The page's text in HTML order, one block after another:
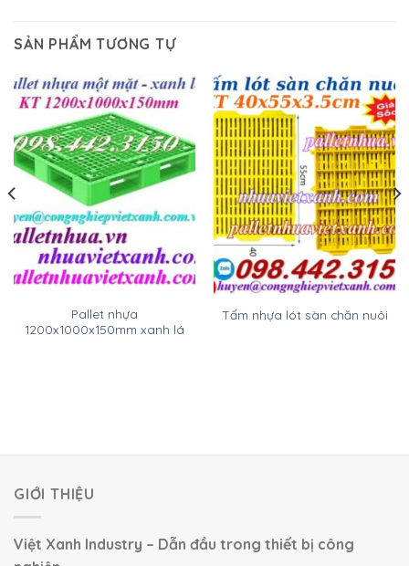
SẢN PHẨM TƯƠNG TỰ
Pallet nhựa
1200x1000x150mm xanh lá
Tấm nhựa lót sàn chăn nuôi
GIỚI THIỆU
Việt Xanh Industry – Dẫn đầu trong thiết bị công